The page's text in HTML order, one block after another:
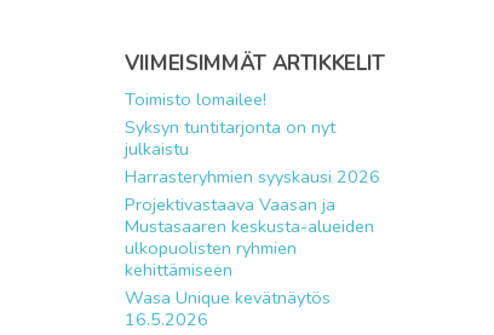
VIIMEISIMMÄT ARTIKKELIT
Toimisto lomailee!
Syksyn tuntitarjonta on nyt
julkaistu
Harrasteryhmien syyskausi 2026
Projektivastaava Vaasan ja
Mustasaaren keskusta-alueiden
ulkopuolisten ryhmien
kehittämiseen
Wasa Unique kevätnäytös
16.5.2026